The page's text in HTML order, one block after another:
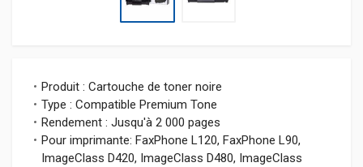
Produit : Cartouche de toner noire
Type : Compatible Premium Tone
Rendement : Jusqu'à 2 000 pages
Pour imprimante: FaxPhone L120, FaxPhone L90,
ImageClass D420, ImageClass D480, ImageClass